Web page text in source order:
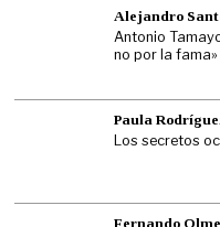
Alejandro
Antonio
no por la fama»
Paula
Los secretos
Fernando